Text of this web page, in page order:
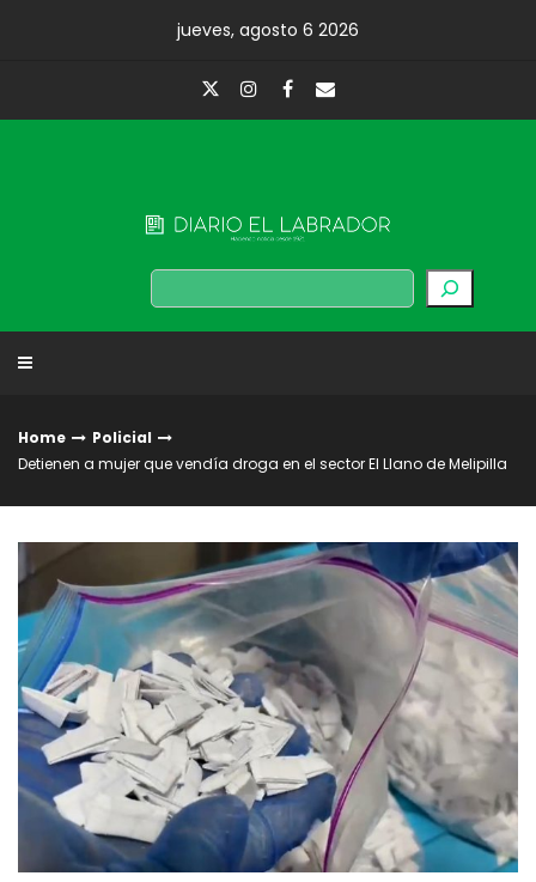
jueves, agosto 6 2026
Buscar
Home
Policial
Detienen a mujer que vendía droga en el sector El Llano de Melipilla